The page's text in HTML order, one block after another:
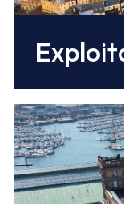
une
La
organise